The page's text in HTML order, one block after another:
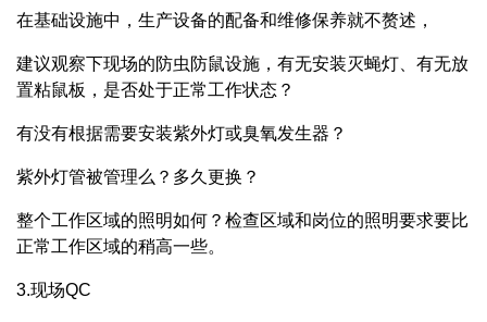
在基础设施中，生产设备的配备和维修保养就不赘述，
建议观察下现场的防虫防鼠设施，有无安装灭蝇灯、有无放
置粘鼠板，是否处于正常工作状态？
有没有根据需要安装紫外灯或臭氧发生器？
紫外灯管被管理么？多久更换？
整个工作区域的照明如何？检查区域和岗位的照明要求要比
正常工作区域的稍高一些。
3.现场QC